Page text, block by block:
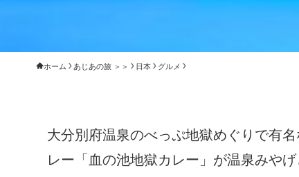
ホーム あじあの旅 ＞＞ 日本 グルメ
大分別府温泉のべっぷ地獄めぐりで有
レー「血の池地獄カレー」が温泉みやげ